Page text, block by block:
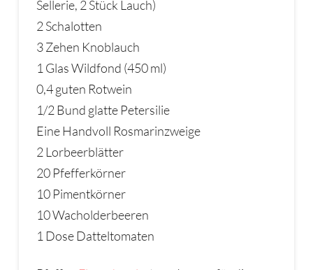
Sellerie, 2 Stück Lauch)
2 Schalotten
3 Zehen Knoblauch
1 Glas Wildfond (450 ml)
0,4 guten Rotwein
1/2 Bund glatte Petersilie
Eine Handvoll Rosmarinzweige
2 Lorbeerblätter
20 Pfefferkörner
10 Pimentkörner
10 Wacholderbeeren
1 Dose Datteltomaten